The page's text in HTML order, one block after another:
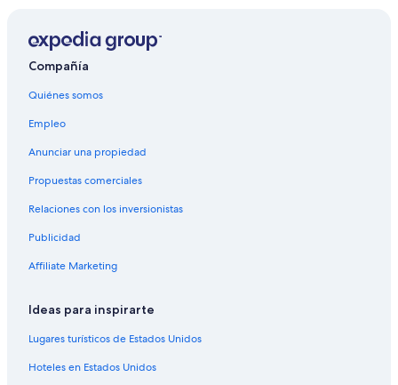
Hoteles en Canaries
Hoteles cerca de Archivos nacionales de Santa Lucía
Hoteles en Palmiste
Hoteles en Balata
Hoteles en Charlotte
Hoteles cerca de Anse Chastanet Beach
Hoteles en Babonneau
Apartamentos en Marigot Bay
Capella Hotel Group en Marigot Bay
Hoteles todo incluido en Marigot Bay
Compañía
Quiénes somos
Empleo
Anunciar una propiedad
Propuestas comerciales
Relaciones con los inversionistas
Publicidad
Affiliate Marketing
Ideas para inspirarte
Lugares turísticos de Estados Unidos
Hoteles en Estados Unidos